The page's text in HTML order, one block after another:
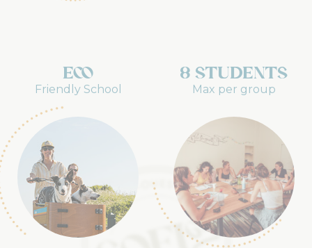
eco
Friendly School
8 students
Max per group